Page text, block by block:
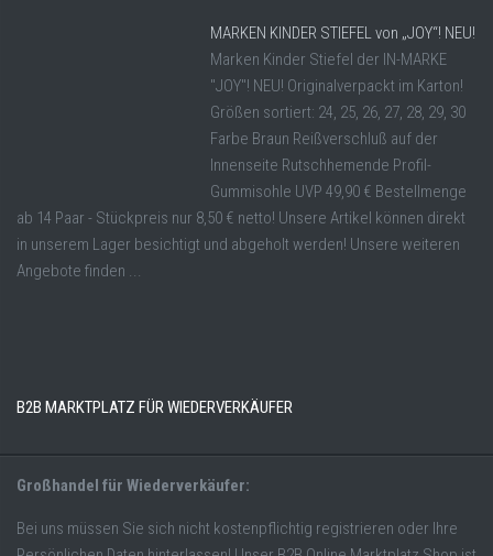
MARKEN KINDER STIEFEL von „JOY“! NEU!
Marken Kinder Stiefel der IN-MARKE
"JOY"! NEU! Originalverpackt im Karton!
Größen sortiert: 24, 25, 26, 27, 28, 29, 30
Farbe Braun Reißverschluß auf der
Innenseite Rutschhemende Profil-
Gummisohle UVP 49,90 € Bestellmenge
ab 14 Paar - Stückpreis nur 8,50 € netto! Unsere Artikel können direkt
in unserem Lager besichtigt und abgeholt werden! Unsere weiteren
Angebote finden ...
B2B MARKTPLATZ FÜR WIEDERVERKÄUFER
Großhandel für Wiederverkäufer:
Bei uns müssen Sie sich nicht kostenpflichtig registrieren oder Ihre